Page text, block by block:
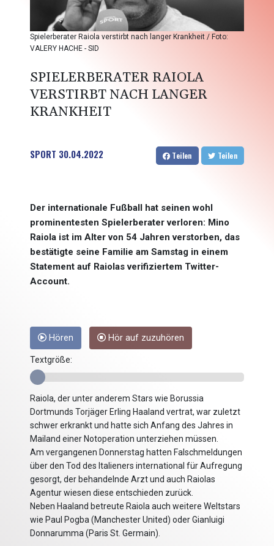
Spielerberater Raiola verstirbt nach langer Krankheit / Foto:
VALERY HACHE - SID
SPIELERBERATER RAIOLA
VERSTIRBT NACH LANGER
KRANKHEIT
SPORT 30.04.2022 Teilen Teilen
Der internationale Fußball hat seinen wohl
prominentesten Spielerberater verloren: Mino
Raiola ist im Alter von 54 Jahren verstorben, das
bestätigte seine Familie am Samstag in einem
Statement auf Raiolas verifiziertem Twitter-
Account.
Hören Hör auf zuzuhören
Textgröße:
Raiola, der unter anderem Stars wie Borussia
Dortmunds Torjäger Erling Haaland vertrat, war zuletzt
schwer erkrankt und hatte sich Anfang des Jahres in
Mailand einer Notoperation unterziehen müssen.
Am vergangenen Donnerstag hatten Falschmeldungen
über den Tod des Italieners international für Aufregung
gesorgt, der behandelnde Arzt und auch Raiolas
Agentur wiesen diese entschieden zurück.
Neben Haaland betreute Raiola auch weitere Weltstars
wie Paul Pogba (Manchester United) oder Gianluigi
Donnarumma (Paris St. Germain).